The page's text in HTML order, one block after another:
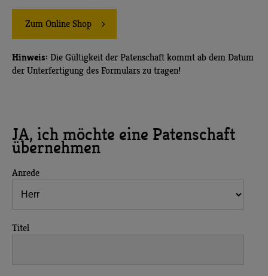
Zum Online Shop
Hinweis: Die Gültigkeit der Patenschaft kommt ab dem Datum
der Unterfertigung des Formulars zu tragen!
JA, ich möchte eine Patenschaft
übernehmen
Anrede
Titel